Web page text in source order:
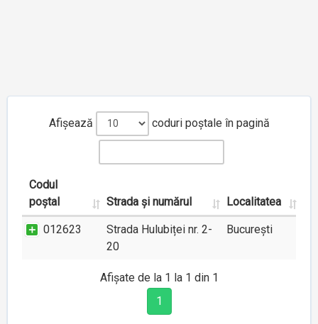
Afișează coduri poștale în pagină
Codul
poștal
Strada și numărul Localitatea
012623
Strada Hulubiței nr. 2-
20
București
Afișate de la 1 la 1 din 1
1